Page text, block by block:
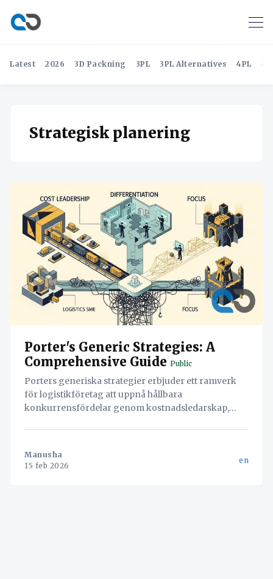
Latest 2026 3D Packning 3PL 3PL Alternatives 4PL
Strategisk planering
Porter's Generic Strategies: A
Comprehensive Guide Public
Porters generiska strategier erbjuder ett ramverk
för logistikföretag att uppnå hållbara
konkurrensfördelar genom kostnadsledarskap,
Manusha
15 feb 2026
en